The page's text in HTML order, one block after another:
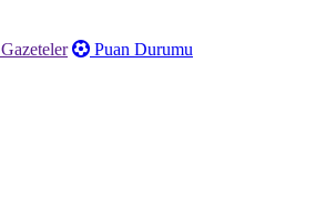
Gazeteler
Puan Durumu